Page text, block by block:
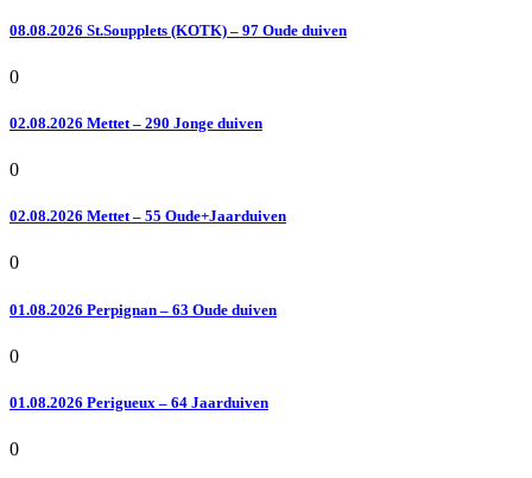
08.08.2026 St.Soupplets (KOTK) – 97 Oude duiven
0
02.08.2026 Mettet – 290 Jonge duiven
0
02.08.2026 Mettet – 55 Oude+Jaarduiven
0
01.08.2026 Perpignan – 63 Oude duiven
0
01.08.2026 Perigueux – 64 Jaarduiven
0